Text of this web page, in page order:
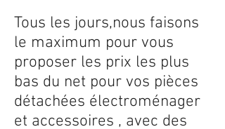
Tous les jours,nous faisons
le maximum pour vous
proposer les prix les plus
bas du net pour vos pièces
détachées électroménager
et accessoires , avec des